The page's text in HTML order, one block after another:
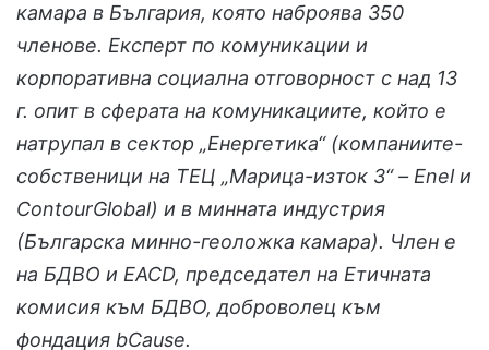
камара в България, която наброява 350
членове. Експерт по комуникации и
корпоративна социална отговорност с над 13
г. опит в сферата на комуникациите, който е
натрупал в сектор „Енергетика“ (компаниите-
собственици на ТЕЦ „Марица-изток 3“ – Enel и
ContourGlobal) и в минната индустрия
(Българска минно-геоложка камара). Член е
на БДВО и EACD, председател на Етичната
комисия към БДВО, доброволец към
фондация bCause.